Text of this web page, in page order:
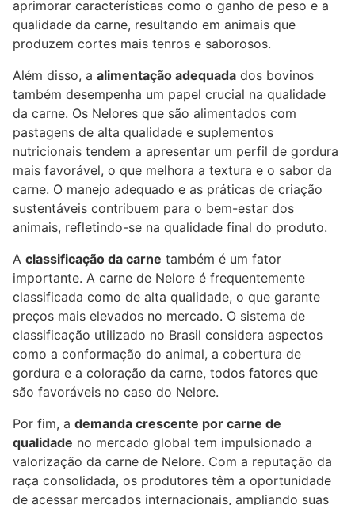
aprimorar características como o ganho de peso e a
qualidade da carne, resultando em animais que
produzem cortes mais tenros e saborosos.
Além disso, a alimentação adequada dos bovinos
também desempenha um papel crucial na qualidade
da carne. Os Nelores que são alimentados com
pastagens de alta qualidade e suplementos
nutricionais tendem a apresentar um perfil de gordura
mais favorável, o que melhora a textura e o sabor da
carne. O manejo adequado e as práticas de criação
sustentáveis contribuem para o bem-estar dos
animais, refletindo-se na qualidade final do produto.
A classificação da carne também é um fator
importante. A carne de Nelore é frequentemente
classificada como de alta qualidade, o que garante
preços mais elevados no mercado. O sistema de
classificação utilizado no Brasil considera aspectos
como a conformação do animal, a cobertura de
gordura e a coloração da carne, todos fatores que
são favoráveis no caso do Nelore.
Por fim, a demanda crescente por carne de
qualidade no mercado global tem impulsionado a
valorização da carne de Nelore. Com a reputação da
raça consolidada, os produtores têm a oportunidade
de acessar mercados internacionais, ampliando suas